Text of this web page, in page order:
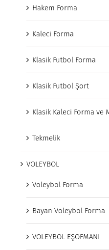
Hakem Forma
Kaleci Forma
Klasik Futbol Forma
Klasik Futbol Şort
Klasik Kaleci Forma ve
Tekmelik
VOLEYBOL
Voleybol Forma
Bayan Voleybol Forma
VOLEYBOL EŞOFMANI